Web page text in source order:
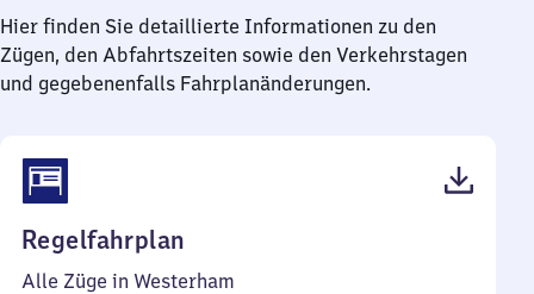
Hier finden Sie detaillierte Informationen zu den
Zügen, den Abfahrtszeiten sowie den Verkehrstagen
und gegebenenfalls Fahrplanänderungen.
Regelfahrplan
46
Alle Züge in Westerham